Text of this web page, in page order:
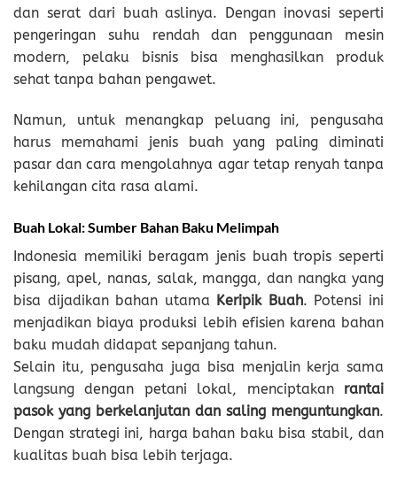
dan serat dari buah aslinya. Dengan inovasi seperti
pengeringan suhu rendah dan penggunaan mesin
modern, pelaku bisnis bisa menghasilkan produk
sehat tanpa bahan pengawet.
Namun, untuk menangkap peluang ini, pengusaha
harus memahami jenis buah yang paling diminati
pasar dan cara mengolahnya agar tetap renyah tanpa
kehilangan cita rasa alami.
Buah Lokal: Sumber Bahan Baku Melimpah
Indonesia memiliki beragam jenis buah tropis seperti
pisang, apel, nanas, salak, mangga, dan nangka yang
bisa dijadikan bahan utama Keripik Buah. Potensi ini
menjadikan biaya produksi lebih efisien karena bahan
baku mudah didapat sepanjang tahun.
Selain itu, pengusaha juga bisa menjalin kerja sama
langsung dengan petani lokal, menciptakan rantai
pasok yang berkelanjutan dan saling menguntungkan.
Dengan strategi ini, harga bahan baku bisa stabil, dan
kualitas buah bisa lebih terjaga.